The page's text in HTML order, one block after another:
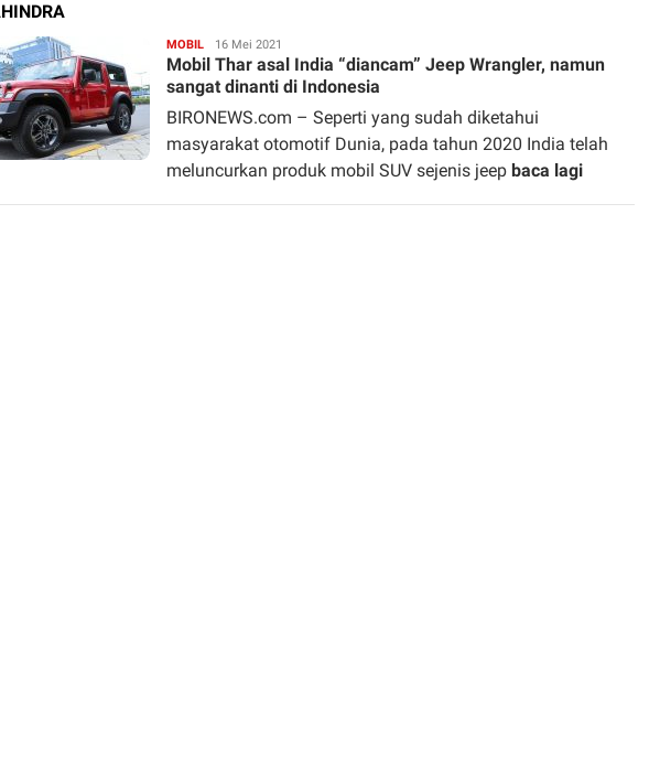
MOBIL Redaksi
16 Mei 2021
Mobil Thar asal India “diancam” Jeep Wrangler, namun
sangat dinanti di Indonesia
BIRONEWS.com – Seperti yang sudah diketahui
masyarakat otomotif Dunia, pada tahun 2020 India telah
meluncurkan produk mobil SUV sejenis jeep baca lagi